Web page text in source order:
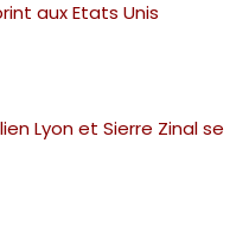
aux Etats Unis
Lyon et Sierre Zinal se